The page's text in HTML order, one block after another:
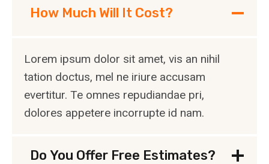
How Much Will It Cost?
Lorem ipsum dolor sit amet, vis an nihil
tation doctus, mel ne iriure accusam
evertitur. Te omnes repudiandae pri,
dolores appetere incorrupte id nam.
Do You Offer Free Estimates?